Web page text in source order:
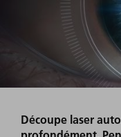
Découpe laser